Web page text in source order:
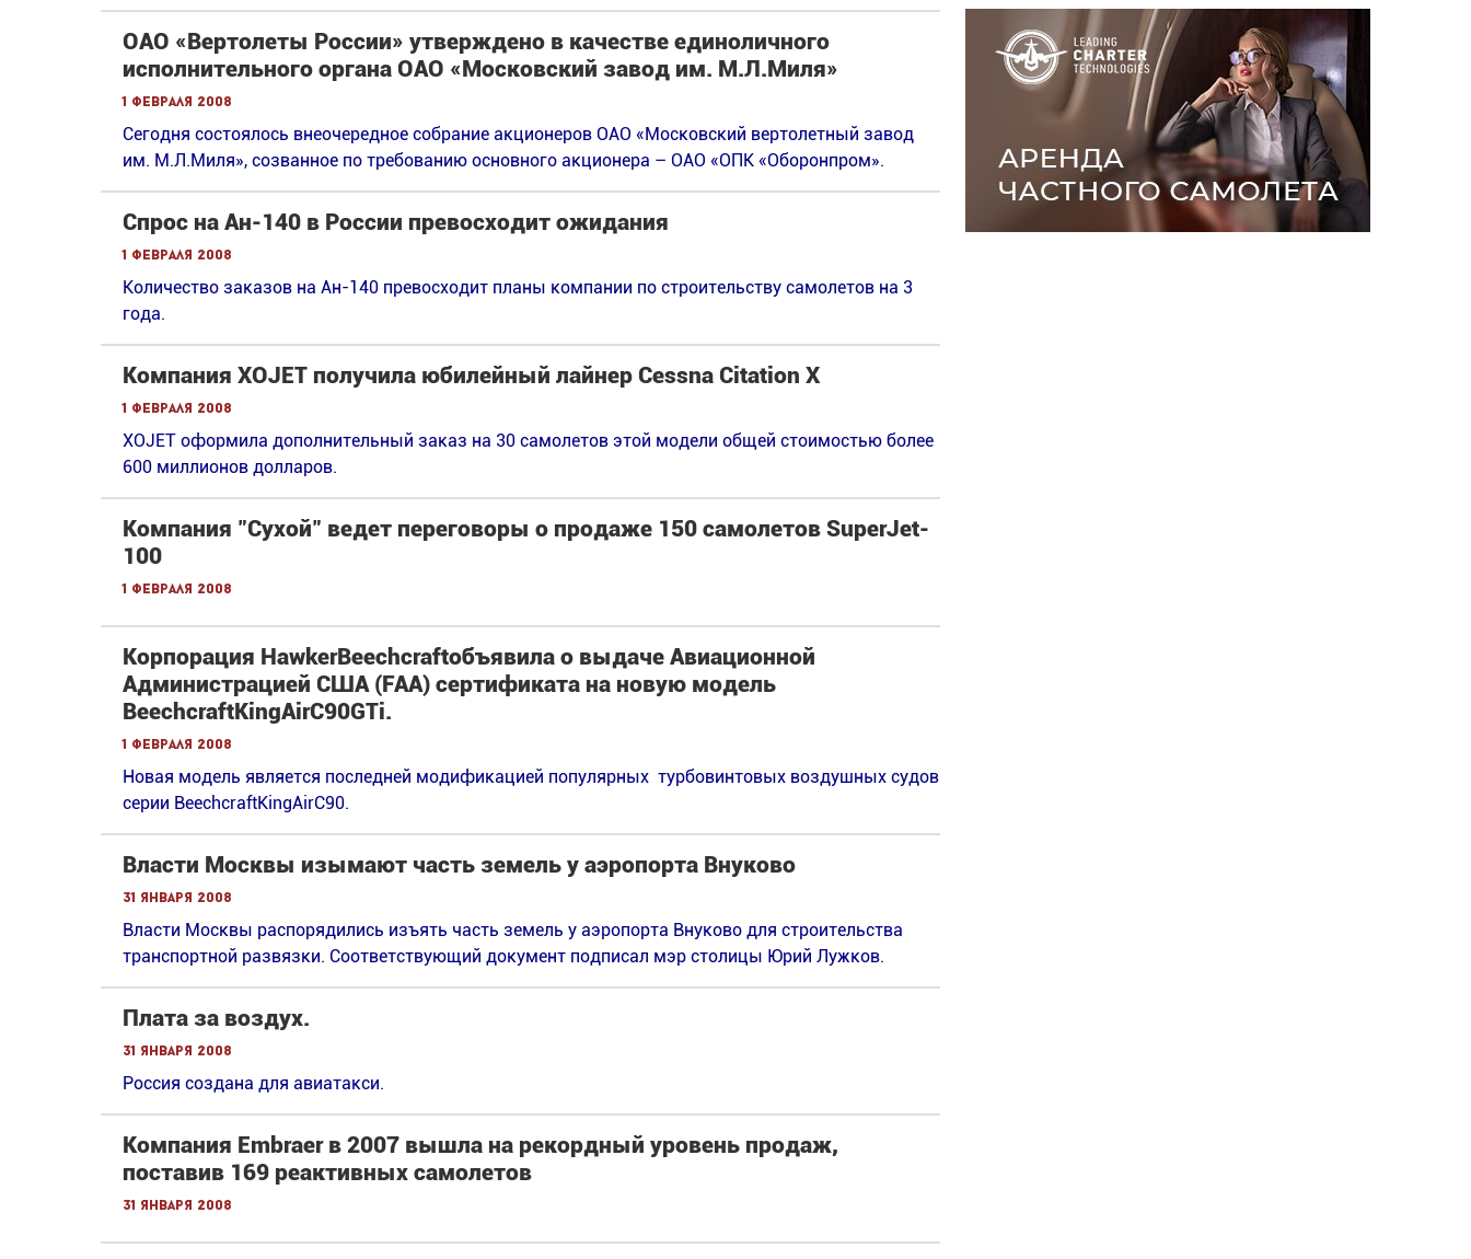
ОАО «Вертолеты России» утверждено в качестве единоличного
исполнительного органа ОАО «Московский завод им. М.Л.Миля»
1 февраля 2008
Сегодня состоялось внеочередное собрание акционеров ОАО «Московский вертолетный завод
им. М.Л.Миля», созванное по требованию основного акционера – ОАО «ОПК «Оборонпром».
Спрос на Ан-140 в России превосходит ожидания
1 февраля 2008
Количество заказов на Ан-140 превосходит планы компании по строительству самолетов на 3
года.
Компания XOJET получила юбилейный лайнер Cessna Citation X
1 февраля 2008
XOJET оформила дополнительный заказ на 30 самолетов этой модели общей стоимостью более
600 миллионов долларов.
Компания "Сухой" ведет переговоры о продаже 150 самолетов SuperJet-
100
1 февраля 2008
Корпорация HawkerBeechcraftобъявила о выдаче Авиационной
Администрацией США (FAA) сертификата на новую модель
BeechcraftKingAirC90GTi.
1 февраля 2008
Новая модель является последней модификацией популярных турбовинтовых воздушных судов
серии BeechcraftKingAirC90.
Власти Москвы изымают часть земель у аэропорта Внуково
31 января 2008
Власти Москвы распорядились изъять часть земель у аэропорта Внуково для строительства
транспортной развязки. Cоответствующий документ подписал мэр столицы Юрий Лужков.
Плата за воздух.
31 января 2008
Россия создана для авиатакси.
Компания Embraer в 2007 вышла на рекордный уровень продаж,
поставив 169 реактивных самолетов
31 января 2008